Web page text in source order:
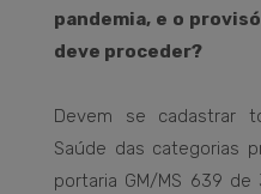
pandemia, e o
deve proceder?
Devem se cadastrar
Saúde das categorias
portaria GM/MS 639